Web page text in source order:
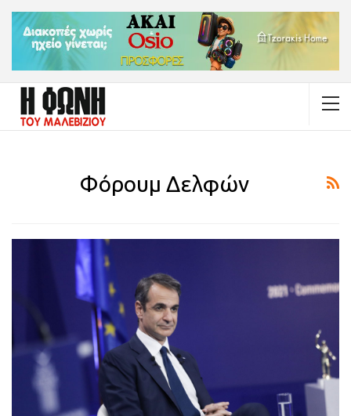
Φόρουμ Δελφών